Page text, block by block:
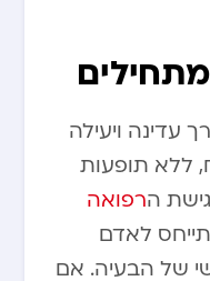
עדינה ויעילה
ללא תופעות
הרפואה
לאדם
של הבעיה. אם